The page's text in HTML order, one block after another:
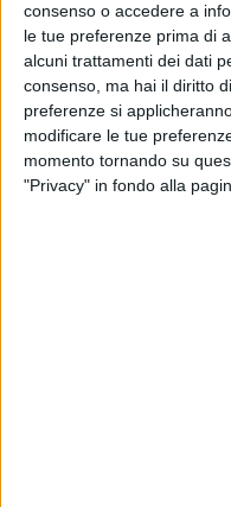
consenso o accedere a
le tue preferenze prima di
alcuni trattamenti dei dati
consenso, ma hai il diritto
preferenze si
modificare le tue
momento tornando su
"Privacy" in fondo alla
Per Priano
nuovo
pharma e
ESTERO 16 FEBBRAIO